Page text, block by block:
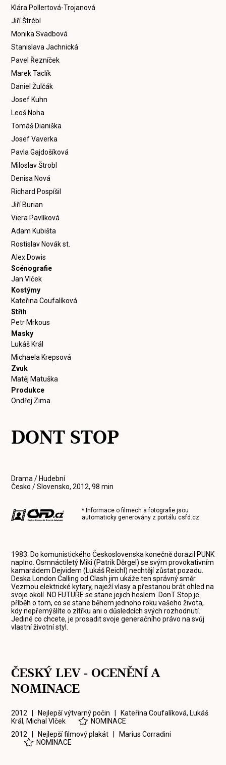
Klára Pollertová-Trojanová
Jiří Štrébl
Monika Svadbová
Stanislava Jachnická
Pavel Řezníček
Marek Taclík
Daniel Žulčák
Josef Kuhn
Leoš Noha
Tomáš Dianiška
Josef Vaverka
Pavla Gajdošíková
Miloslav Štrobl
Denisa Nová
Richard Pospíšil
Jiří Burian
Viera Pavlíková
Adam Kubišta
Rostislav Novák st.
Alex Dowis
Scénografie
Jan Vlček
Kostýmy
Kateřina Coufalíková
Střih
Petr Mrkous
Masky
Lukáš Král
Michaela Krepsová
Zvuk
Matěj Matuška
Produkce
Ondřej Zima
DONT STOP
Drama / Hudební
Česko / Slovensko, 2012, 98 min
* Informace o filmech a fotografie jsou
automaticky generovány z portálucsfd.cz.
1983. Do komunistického Československa konečně dorazil PUNK
naplno. Osmnáctiletý Miki (Patrik Děrgel) se svým provokativním
kamarádem Dejvidem (Lukáš Reichl) nechtějí zůstat pozadu.
Deska London Calling od Clash jim ukáže ten správný směr.
Vezmou elektrické kytary, naježí vlasy a přestanou brát ohled na
svoje okolí. NO FUTURE se stane jejich heslem. DonT Stop je
příběh o tom, co se stane během jednoho roku vašeho života,
kdy nepřemýšlíte o zítřku ani o důsledcích svých rozhodnutí.
Jediné co chcete, je prosadit svoje generačního právo na svůj
vlastní životní styl.
ČESKÝ LEV - OCENĚNÍ A
NOMINACE
2012 | Nejlepší výtvarný počin | Kateřina Coufalíková, Lukáš
Král, Michal Vlček
NOMINACE
2012 | Nejlepší filmový plakát | Marius Corradini
NOMINACE